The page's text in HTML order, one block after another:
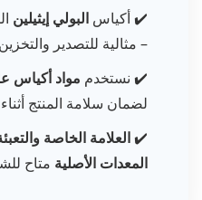
✔️ أكياس البولي إيثيلين
– مثالية للتصدير
✔️ نستخدم مواد أكياس
لضمان سلامة المنتج
✔️العلامة الخاصة
المعدات الأصلية متاح